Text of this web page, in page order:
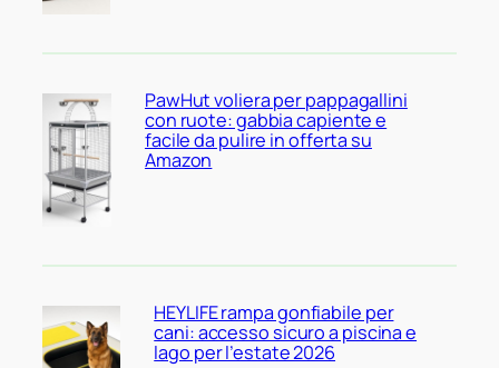
PawHut voliera per pappagallini
con ruote: gabbia capiente e
facile da pulire in offerta su
Amazon
HEYLIFE rampa gonfiabile per
cani: accesso sicuro a piscina e
lago per l’estate 2026